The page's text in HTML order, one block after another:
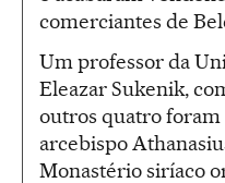
comerciantes de
Um professor da
Eleazar Sukenik,
outros quatro
arcebispo
Monastério siríaco